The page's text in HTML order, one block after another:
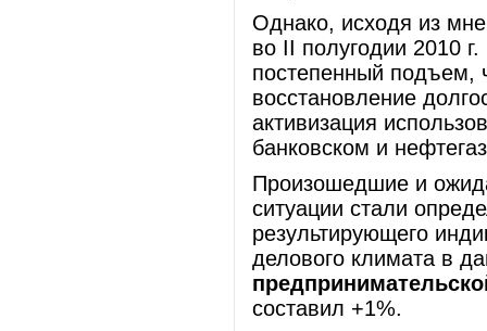
Однако, исходя из
во II полугодии 2010
постепенный подъем,
восстановление
активизация
банковском и
Произошедшие и
ситуации стали
результирующего
делового климата в
составил +1%.